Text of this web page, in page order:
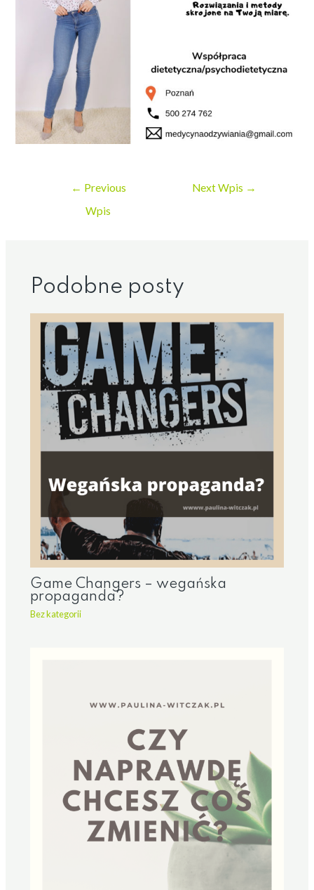
← Previous
Wpis
Next Wpis →
Podobne posty
Game Changers – wegańska
propaganda?
Bez kategorii